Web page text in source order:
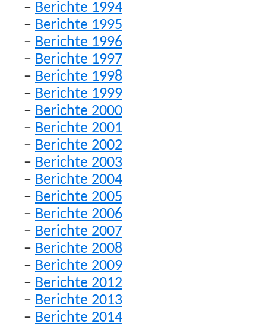
– Berichte 1994
– Berichte 1995
– Berichte 1996
– Berichte 1997
– Berichte 1998
– Berichte 1999
– Berichte 2000
– Berichte 2001
– Berichte 2002
– Berichte 2003
– Berichte 2004
– Berichte 2005
– Berichte 2006
– Berichte 2007
– Berichte 2008
– Berichte 2009
– Berichte 2012
– Berichte 2013
– Berichte 2014